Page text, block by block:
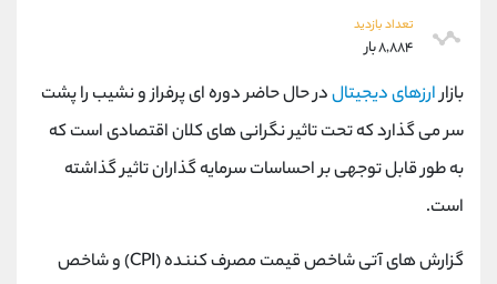
تعداد بازدید
۸,۸۸۴ بار
بازارارزهای دیجیتالدر حال حاضر دوره ای پرفراز و نشیب را پشت
سر می گذارد که تحت تاثیر نگرانی های کلان اقتصادی است که
به طور قابل توجهی بر احساسات سرمایه گذاران تاثیر گذاشته
است.
گزارش های آتی شاخص قیمت مصرف کننده (CPI) و شاخص
اطلاعات تماس
تلفن 021-22021030
بدون پیش شماره 90001030
اینستاگرام @alireza.mehrabii